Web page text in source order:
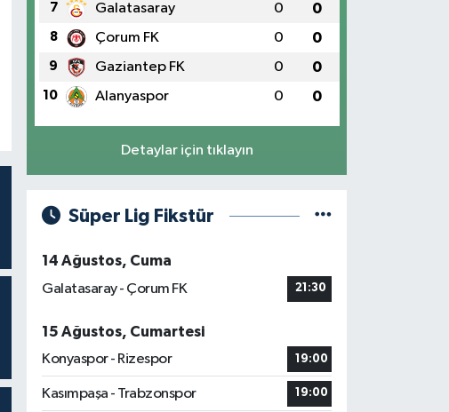
7 Galatasaray 0 0
8 Çorum FK 0 0
9 Gaziantep FK 0 0
10 Alanyaspor 0 0
Detaylar için tıklayın
Süper Lig Fikstür
14 Ağustos, Cuma
Galatasaray - Çorum FK
21:30
15 Ağustos, Cumartesi
Konyaspor - Rizespor
19:00
Kasımpaşa - Trabzonspor 19:00